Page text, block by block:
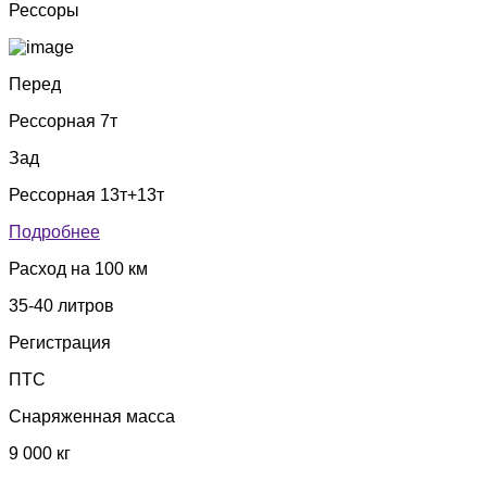
Рессоры
Перед
Рессорная 7т
Зад
Рессорная 13т+13т
Подробнее
Расход на 100 км
35-40 литров
Регистрация
ПТС
Снаряженная масса
9 000 кг